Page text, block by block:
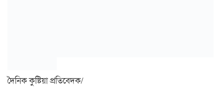
দৈনিক কুষ্টিয়া প্রতিবেদক/